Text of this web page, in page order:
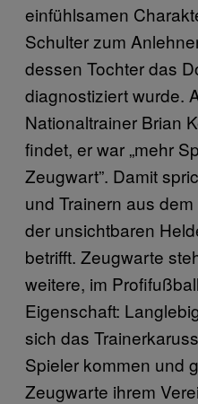
einfühlsamen
Schulter zum
dessen Tochter das
diagnostiziert wurde.
Nationaltrainer Brian
findet, er war „mehr
Zeugwart”. Damit
und Trainern aus
der unsichtbaren
betrifft. Zeugwarte
weitere, im
Eigenschaft:
sich das
Spieler kommen und
Zeugwarte ihrem